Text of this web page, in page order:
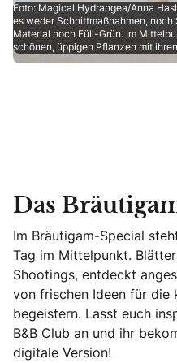
Foto: Magical Hydrangea/Anna
es weder Schnittmaßnahmen,
Material noch Füll-Grün. Im
schönen, üppigen Pflanzen mit
Das
Im Bräutigam-Special
Tag im Mittelpunkt.
Shootings, entdeckt
von frischen Ideen für die
begeistern. Lasst euch
B&B Club an und ihr
digitale Version!